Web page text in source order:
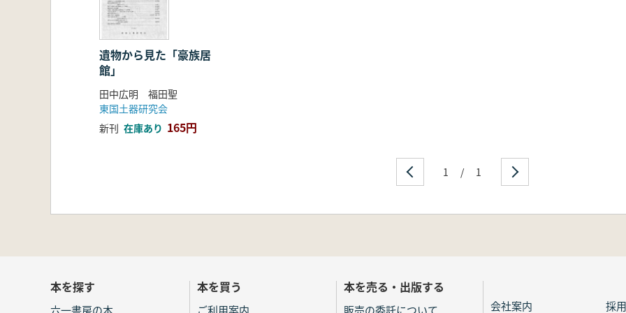
遺物から見た「豪族居
館」
田中広明 福田聖
東国土器研究会
新刊 在庫あり 165円
1 / 1
本を探す
六一書房の本
本を買う
ご利用案内
本を売る・出版する
販売の委託について 会社案内 採